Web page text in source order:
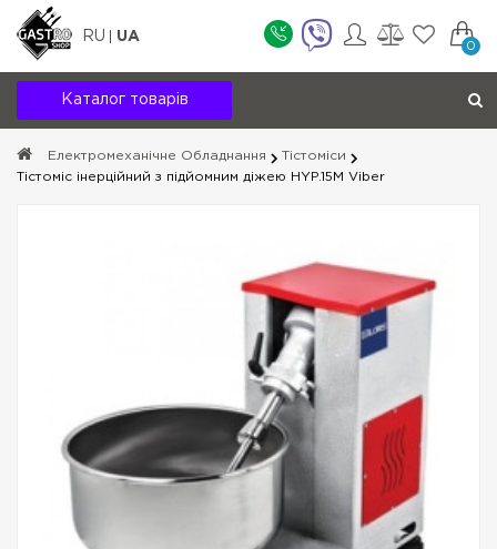
RU UA
0
Каталог товарів
Електромеханічне Обладнання
Тістоміси
Тістоміс інерційний з підйомним діжею HYP.15M Viber